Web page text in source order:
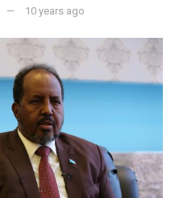
10 years ago